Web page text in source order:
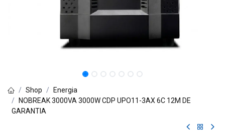
Shop
Energia
NOBREAK 3000VA 3000W CDP UPO11-3AX 6C 12M DE
GARANTIA